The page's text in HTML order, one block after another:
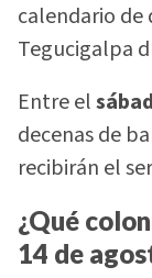
calendario
Tegucigalpa
Entre el
decenas de
recibirán el
¿Qué
14 de